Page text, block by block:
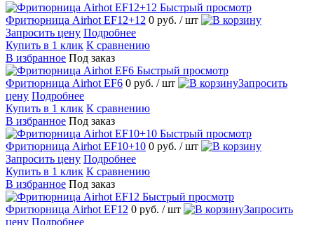
Быстрый просмотр
Фритюрница Airhot EF12+12 0 руб. / шт
Запросить цену Подробнее
Купить в 1 клик К сравнению
В избранное Под заказ
Быстрый просмотр
Фритюрница Airhot EF6 0 руб. / шт
Запросить
цену Подробнее
Купить в 1 клик К сравнению
В избранное Под заказ
Быстрый просмотр
Фритюрница Airhot EF10+10 0 руб. / шт
Запросить цену Подробнее
Купить в 1 клик К сравнению
В избранное Под заказ
Быстрый просмотр
Фритюрница Airhot EF12 0 руб. / шт
Запросить
цену Подробнее